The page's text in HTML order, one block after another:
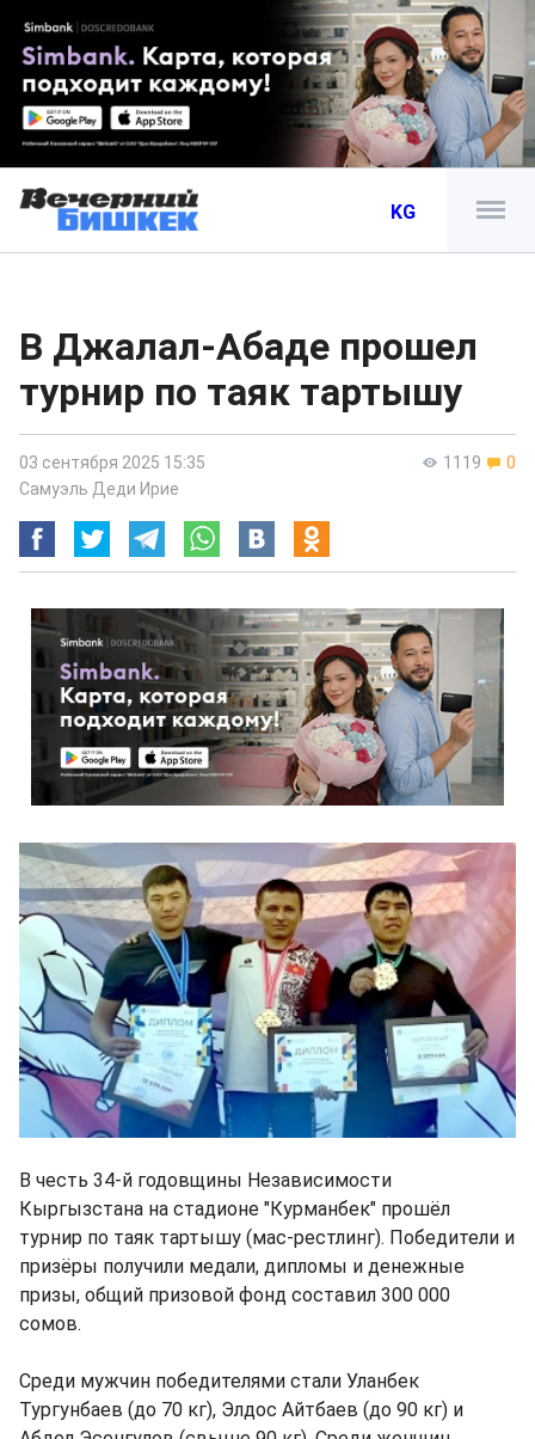
KG
В Джалал-Абаде прошел
турнир по таяк тартышу
1119 0
03 сентября 2025 15:35
Самуэль Деди Ирие
В честь 34-й годовщины Независимости
Кыргызстана на стадионе "Курманбек" прошёл
турнир по таяк тартышу (мас-рестлинг). Победители и
призёры получили медали, дипломы и денежные
призы, общий призовой фонд составил 300 000
сомов.
Среди мужчин победителями стали Уланбек
Тургунбаев (до 70 кг), Элдос Айтбаев (до 90 кг) и